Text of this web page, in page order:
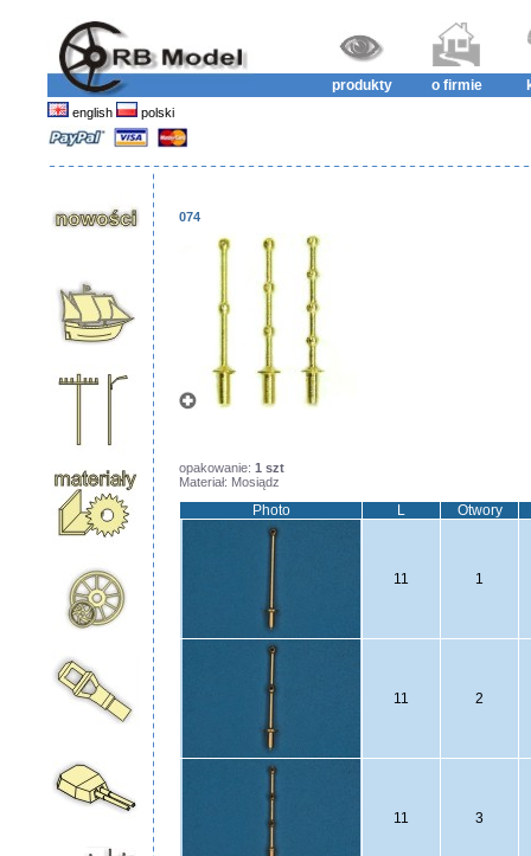
produkty o firmie
english polski
074
opakowanie: 1 szt
Materiał: Mosiądz
Photo L Otwory
11 1
11 2
11 3